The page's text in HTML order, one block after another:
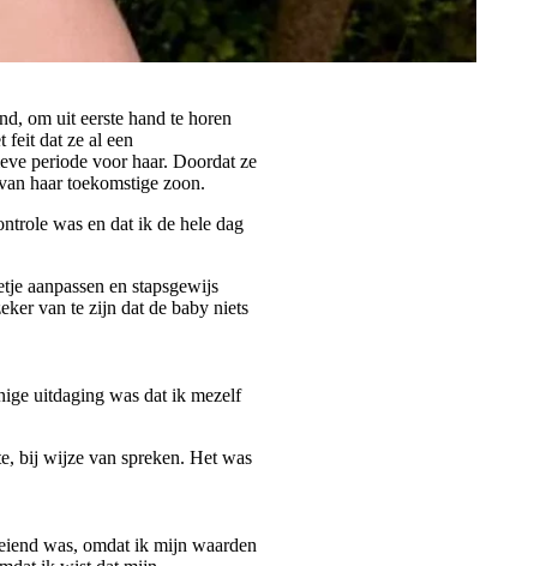
om uit eerste hand te horen
feit dat ze al een
periode voor haar. Doordat ze
haar toekomstige zoon.
was en dat ik de hele dag
aanpassen en stapsgewijs
van te zijn dat de baby niets
uitdaging was dat ik mezelf
bij wijze van spreken. Het was
was, omdat ik mijn waarden